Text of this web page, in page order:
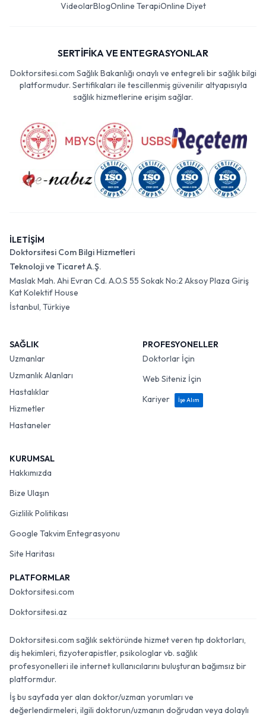
VideolarBlogOnline TerapiOnline Diyet
SERTİFİKA VE ENTEGRASYONLAR
Doktorsitesi.com Sağlık Bakanlığı onaylı ve entegreli bir sağlık bilgi
platformudur. Sertifikaları ile tescillenmiş güvenilir altyapısıyla
sağlık hizmetlerine erişim sağlar.
İLETİŞİM
Doktorsitesi Com Bilgi Hizmetleri
Teknoloji ve Ticaret A.Ş.
Maslak Mah. Ahi Evran Cd. A.O.S 55 Sokak No:2 Aksoy Plaza Giriş
Kat Kolektif House
İstanbul, Türkiye
SAĞLIK
Uzmanlar
Uzmanlık Alanları
Hastalıklar
Hizmetler
Hastaneler
PROFESYONELLER
Doktorlar İçin
Web Siteniz İçin
Kariyer
İşe Alım
KURUMSAL
Hakkımızda
Bize Ulaşın
Gizlilik Politikası
Google Takvim Entegrasyonu
Site Haritası
PLATFORMLAR
Doktorsitesi.com
Doktorsitesi.az
Doktorsitesi.com sağlık sektöründe hizmet veren tıp doktorları,
diş hekimleri, fizyoterapistler, psikologlar vb. sağlık
profesyonelleri ile internet kullanıcılarını buluşturan bağımsız bir
platformdur.
İş bu sayfada yer alan doktor/uzman yorumları ve
değerlendirmeleri, ilgili doktorun/uzmanın doğrudan veya dolaylı